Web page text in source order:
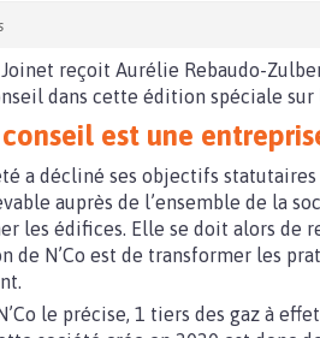
reçoit Aurélie Rebaudo-
dans cette édition spéciale sur
conseil est une
a décliné ses objectifs
auprès de l’ensemble de la
les édifices. Elle se doit alors de
de N’Co est de transformer les
le précise, 1 tiers des gaz à